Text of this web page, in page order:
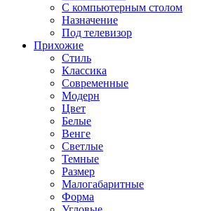
С компьютерным столом
Назначение
Под телевизор
Прихожие
Стиль
Классика
Современные
Модерн
Цвет
Белые
Венге
Светлые
Темные
Размер
Малогабаритные
Форма